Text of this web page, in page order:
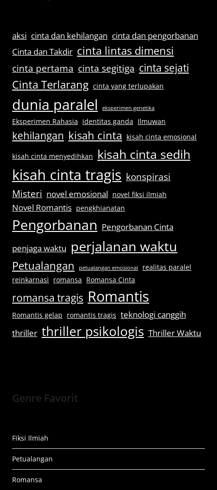
aksi cinta dan kehilangan cinta dan pengorbanan
Cinta dan Takdir cinta lintas dimensi
cinta pertama cinta segitiga cinta sejati
Cinta Terlarang cinta yang terlupakan
dunia paralel eksperimen genetika
Eksperimen Rahasia identitas ganda Ilmuwan
kehilangan kisah cinta kisah cinta emosional
kisah cinta menyedihkan kisah cinta sedih
kisah cinta tragis konspirasi
Misteri novel emosional novel fiksi ilmiah
Novel Romantis pengkhianatan
Pengorbanan Pengorbanan Cinta
penjaga waktu perjalanan waktu
Petualangan petualangan emosional
realitas paralel
reinkarnasi romansa Romansa Cinta
romansa tragis Romantis
Romantis gelap romantis tragis teknologi canggih
thriller thriller psikologis Thriller Waktu
Genre Favorit
Fiksi Ilmiah
Petualangan
Romansa